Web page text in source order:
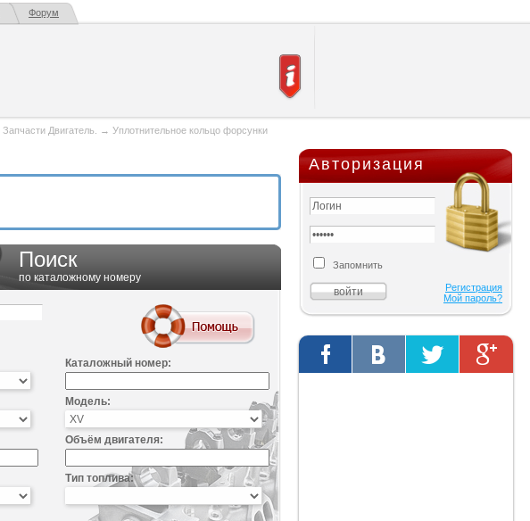
Форум
Запчасти Двигатель. → Уплотнительное кольцо форсунки
Поиск
по каталожному номеру
Каталожный номер:
Модель:
Объём двигателя:
Тип топлива:
Авторизация
Запомнить
Регистрация
Мой пароль?